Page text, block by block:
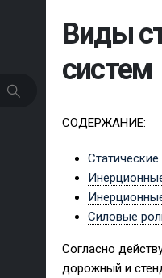
Виды
систем
СОДЕРЖАНИЕ:
Силовые
Согласно
дорожный и